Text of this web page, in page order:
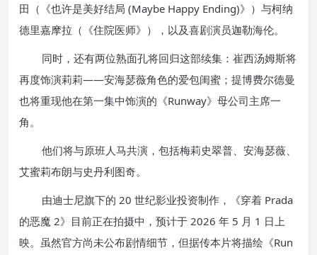
田（《也许是美好结局 (Maybe Happy Ending)》）与柯纳
德里嘉摩拉（《住院医师》），以及喜剧演员迦勒海伦。
同时，还有两位熟面孔将回归这部续集：崔西汤姆斯将
再度饰演莉莉——安海瑟薇角色的爱包闺蜜；提博费尔德曼
也将重现他在第一集中饰演的《Runway》母公司主席一
角。
他们将与原班人马共演，包括梅莉史翠普、安海瑟薇、
艾蜜莉布朗与史丹利图奇。
由迪士尼旗下的 20 世纪影业投资制作，《穿着 Prada
的恶魔 2》目前正在拍摄中，预计于 2026 年 5 月 1 日上
映。虽然官方尚未公布剧情细节，但据传本片将描绘《Run